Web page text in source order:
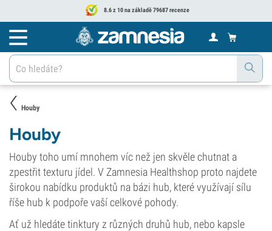
8.6 z 10 na základě 79687 recenze
Houby
Houby
Houby toho umí mnohem víc než jen skvěle chutnat a
zpestřit texturu jídel. V Zamnesia Healthshop proto najdete
širokou nabídku produktů na bázi hub, které využívají sílu
říše hub k podpoře vaší celkové pohody.
Ať už hledáte tinktury z různých druhů hub, nebo kapsle